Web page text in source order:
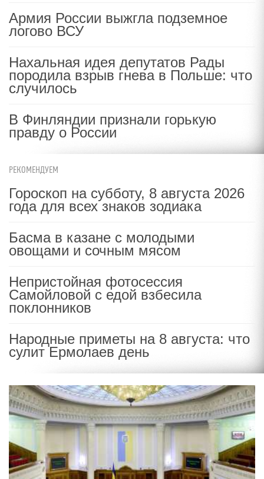
Армия России выжгла подземное
логово ВСУ
Нахальная идея депутатов Рады
породила взрыв гнева в Польше: что
случилось
В Финляндии признали горькую
правду о России
РЕКОМЕНДУЕМ
Гороскоп на субботу, 8 августа 2026
года для всех знаков зодиака
Басма в казане с молодыми
овощами и сочным мясом
Непристойная фотосессия
Самойловой с едой взбесила
поклонников
Народные приметы на 8 августа: что
сулит Ермолаев день